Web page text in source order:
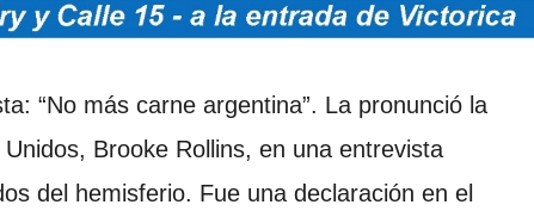
“No más carne argentina”. La pronunció la
Brooke Rollins, en una entrevista
del hemisferio. Fue una declaración en el